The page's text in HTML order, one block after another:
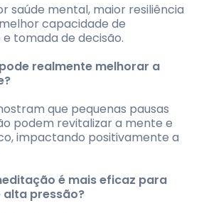
saúde mental, maior resiliência
capacidade de
tomada de decisão.
realmente melhorar a
que pequenas pausas
podem revitalizar a mente e
impactando positivamente a
é mais eficaz para
alta pressão?